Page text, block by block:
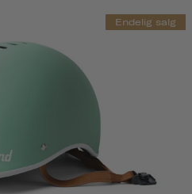
Endelig salg